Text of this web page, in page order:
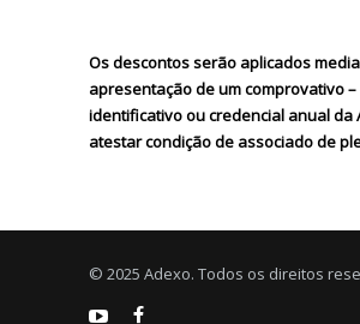
Os descontos serão aplicados
apresentação de um comprovativo
identificativo ou credencial anual da
atestar condição de associado de
© 2025 Adexo. Todos os direitos